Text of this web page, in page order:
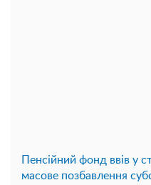
Пенсійний фонд ввів у
масове позбавлення